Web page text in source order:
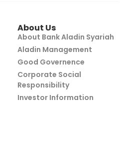
About Us
About Bank Aladin Syariah
Aladin Management
Good Governence
Corporate Social
Responsibility
Investor Information